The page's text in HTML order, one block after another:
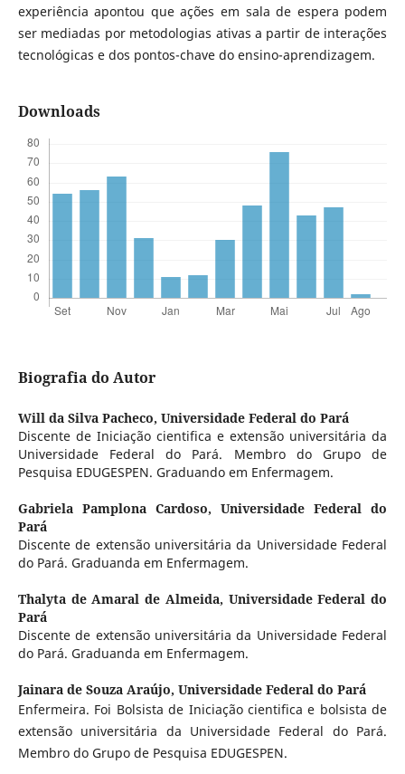
experiência apontou que ações em sala de espera podem
ser mediadas por metodologias ativas a partir de interações
tecnológicas e dos pontos-chave do ensino-aprendizagem.
Downloads
Biografia do Autor
Will da Silva Pacheco, Universidade Federal do Pará
Discente de Iniciação cientifica e extensão universitária da
Universidade Federal do Pará. Membro do Grupo de
Pesquisa EDUGESPEN. Graduando em Enfermagem.
Gabriela Pamplona Cardoso,Universidade Federal do
Pará
Discente de extensão universitária da Universidade Federal
do Pará. Graduanda em Enfermagem.
Thalyta de Amaral de Almeida, Universidade Federal do
Pará
Discente de extensão universitária da Universidade Federal
do Pará. Graduanda em Enfermagem.
Jainara de Souza Araújo, Universidade Federal do Pará
Enfermeira. Foi Bolsista de Iniciação cientifica e bolsista de
extensão universitária da Universidade Federal do Pará.
Membro do Grupo de Pesquisa EDUGESPEN.